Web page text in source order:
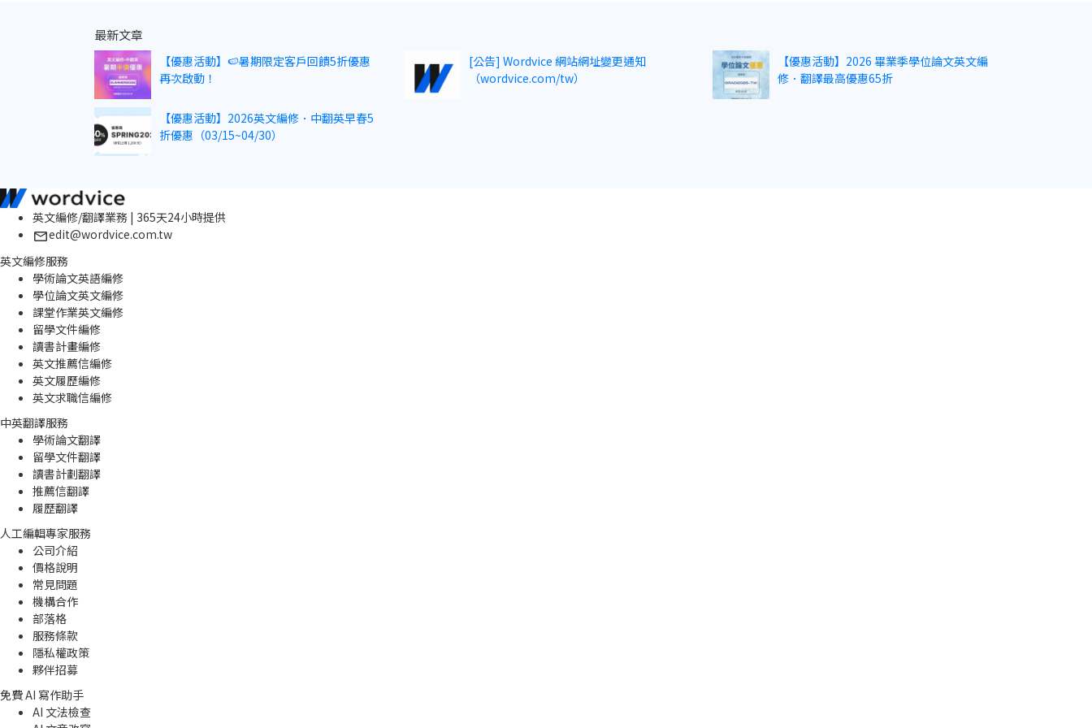
最新文章
【優惠活動】🍉暑期限定客戶回饋5折優惠
再次啟動！
[公告] Wordvice 網站網址變更通知
（wordvice.com/tw）
【優惠活動】2026 畢業季學位論文英文編
修．翻譯最高優惠65折
【優惠活動】2026英文編修．中翻英早春5
折優惠（03/15~04/30）
英文編修/翻譯業務 | 365天24小時提供
edit@wordvice.com.tw
英文編修服務
學術論文英語編修
學位論文英文編修
課堂作業英文編修
留學文件編修
讀書計畫編修
英文推薦信編修
英文履歷編修
英文求職信編修
中英翻譯服務
學術論文翻譯
留學文件翻譯
讀書計劃翻譯
推薦信翻譯
履歷翻譯
人工編輯專家服務
公司介紹
價格說明
常見問題
機構合作
部落格
服務條款
隱私權政策
夥伴招募
免費 AI 寫作助手
AI 文法檢查